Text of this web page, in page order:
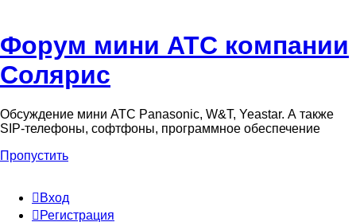
Форум мини АТС компании
Солярис
Обсуждение мини АТС Panasonic, W&T, Yeastar. А также
SIP-телефоны, софтфоны, программное обеспечение
Пропустить
Вход
Регистрация